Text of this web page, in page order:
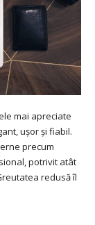
mai apreciate
ușor și fiabil.
precum
potrivit atât
redusă îl